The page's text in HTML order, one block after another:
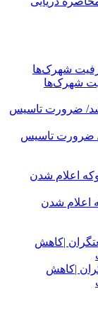
شهرک‌ها
ضرورت تاسیس
اعلام شدن
|کاهش